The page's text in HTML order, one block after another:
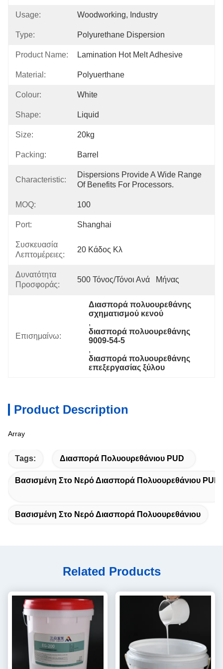
Usage: Woodworking, Industry
Type: Polyurethane Dispersion
Product Name: Lamination Hot Melt Adhesive
Material: Polyuerthane
Colour: White
Shape: Liquid
Size: 20kg
Packing: Barrel
Characteristic:
Dispersions Provide A Wide Range
Of Benefits For Processors.
MOQ: 100
Port: Shanghai
Συσκευασία
Λεπτομέρειες:
20 Κάδος Κλ
Δυνατότητα
Προσφοράς:
500 Τόνος/τόνοι Ανά   Μήνας
Επισημαίνω:
Διασπορά πολυουρεθάνης
σχηματισμού κενού
,
διασπορά πολυουρεθάνης
9009-54-5
,
διασπορά πολυουρεθάνης
επεξεργασίας ξύλου
Product Description
Array
Tags: Διασπορά Πολυουρεθάνιου PUD
Βασισμένη Στο Νερό Διασπορά Πολυουρεθάνιου PUD
Βασισμένη Στο Νερό Διασπορά Πολυουρεθάνιου
Related Products